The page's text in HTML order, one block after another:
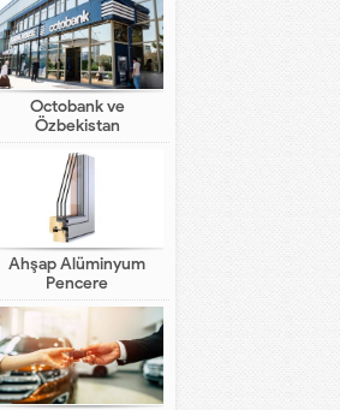
Octobank ve
Özbekistan
Bankalarının Dijital
Finansal Altyapının
Gelişimindeki Yeni Rolü
Ahşap Alüminyum
Pencere